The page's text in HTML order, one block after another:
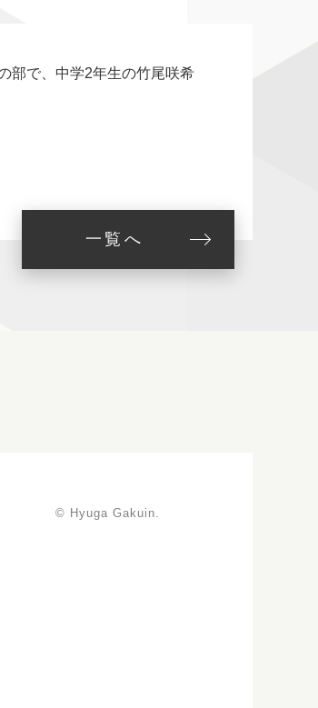
部で、中学2年生の竹尾咲希
一覧へ
© Hyuga Gakuin.